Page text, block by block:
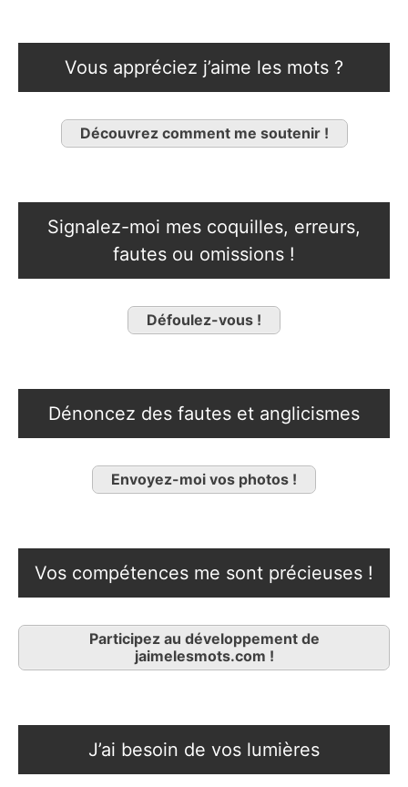
Vous appréciez j’aime les mots ?
Découvrez comment me soutenir !
Signalez-moi mes coquilles, erreurs,
fautes ou omissions !
Défoulez-vous !
Dénoncez des fautes et anglicismes
Envoyez-moi vos photos !
Vos compétences me sont précieuses !
Participez au développement de
jaimelesmots.com !
J’ai besoin de vos lumières